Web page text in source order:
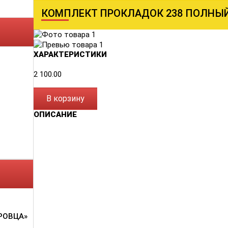
КОМПЛЕКТ ПРОКЛАДОК 238
ХАРАКТЕРИСТИКИ
2 100.00
В корзину
ОПИСАНИЕ